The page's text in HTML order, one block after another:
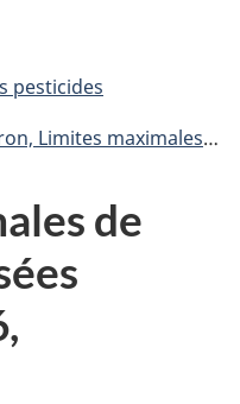
pesticides
de résidus proposées PMRL2024‑16
de